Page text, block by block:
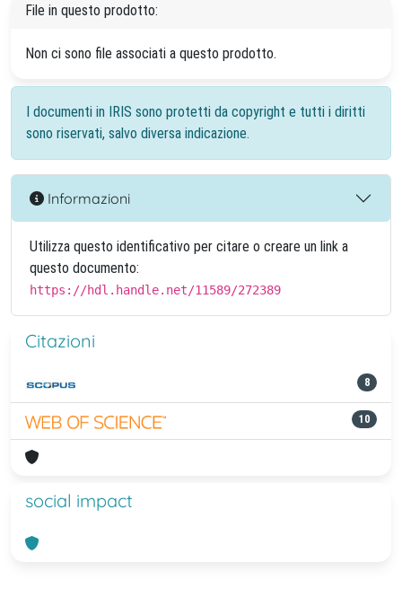
File in questo prodotto:
Non ci sono file associati a questo prodotto.
I documenti in IRIS sono protetti da copyright e tutti i diritti
sono riservati, salvo diversa indicazione.
Informazioni
Utilizza questo identificativo per citare o creare un link a
questo documento:
https://hdl.handle.net/11589/272389
Citazioni
8
10
social impact